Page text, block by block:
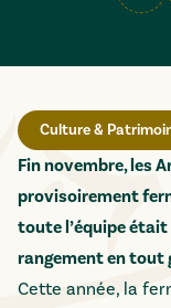
Culture &
Fin novembre, les
provisoirement
toute l’équipe était
rangement en tout
Cette année, la